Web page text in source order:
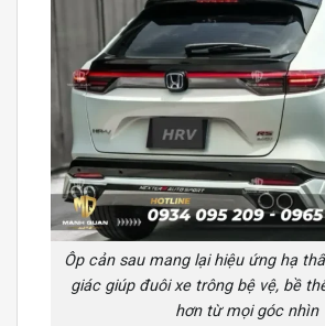
Ôp cản sau mang lại hiệu ứng hạ
giác giúp đuôi xe trông bệ vệ, bề
hơn từ mọi góc nhìn